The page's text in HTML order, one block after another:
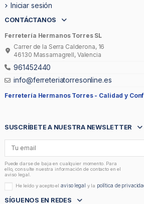
Iniciar sesión
CONTÁCTANOS
Ferretería Hermanos Torres SL
Carrer de la Serra Calderona, 16
46130 Massamagrell, Valencia
961452440
info@ferreteriatorresonline.es
Ferretería Hermanos Torres - Calidad y
SUSCRÍBETE A NUESTRA NEWSLETTER
Puede darse de baja en cualquier momento. Para
ello, consulte nuestra información de contacto en el
aviso legal.
He leído y acepto elaviso legal y la política de
SÍGUENOS EN REDES